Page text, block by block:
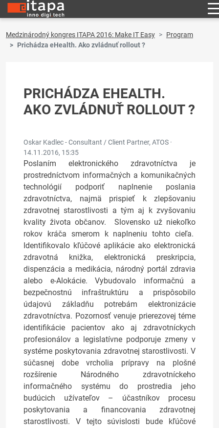
Medzinárodný kongres ITAPA 2016: Make IT Easy
Program
Prichádza eHealth. Ako zvládnuť rollout ?
PRICHÁDZA EHEALTH.
AKO ZVLÁDNUŤ ROLLOUT ?
Oskar Kadlec - Consultant / Client Partner, ATOS ·
14.11.2016, 15:35
Poslaním elektronického zdravotníctva je
prostredníctvom informačných a komunikačných
technológií podporiť naplnenie poslania
zdravotníctva, najmä prispieť k zlepšovaniu
zdravotnej starostlivosti a tým aj k zvyšovaniu
kvality života občanov. Slovensko už niekoľko
rokov kráča smerom k naplneniu tohto cieľa.
Identifikovalo kľúčové aplikácie ako elektronická
zdravotná knižka, elektronická preskripcia,
dispenzácia a medikácia, národný portál zdravia
alebo e-Alokácie. Vybudovalo informačnú a
bezpečnostnú infraštruktúru a prispôsobilo
údajovú základňu potrebám elektronizácie
zdravotníctva. Pozornosť venuje prierezovej téme
identifikácie pacientov ako aj zdravotníckych
profesionálov a legislatívne podporuje zmeny v
systéme poskytovania zdravotnej starostlivosti. V
súčasnej dobe vrcholia prípravy na plošné
rozšírenie Národného zdravotníckeho
informačného systému do prostredia jeho
budúcich užívateľov – účastníkov procesu
poskytovania a financovania zdravotnej
starostlivosti. V tejto súvislosti bude kľúčové